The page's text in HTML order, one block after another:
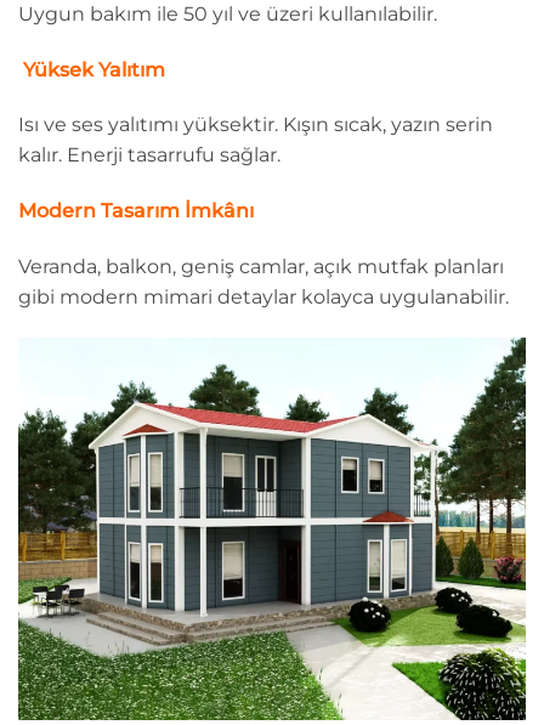
Uygun bakım ile 50 yıl ve üzeri kullanılabilir.
️ Yüksek Yalıtım
Isı ve ses yalıtımı yüksektir. Kışın sıcak, yazın serin
kalır. Enerji tasarrufu sağlar.
Modern Tasarım İmkânı
Veranda, balkon, geniş camlar, açık mutfak planları
gibi modern mimari detaylar kolayca uygulanabilir.